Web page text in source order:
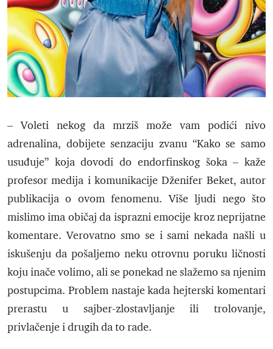
– Voleti nekog da mrziš može vam podići nivo
adrenalina, dobijete senzaciju zvanu “Kako se samo
usuđuje” koja dovodi do endorfinskog šoka – kaže
profesor medija i komunikacije Dženifer Beket, autor
publikacija o ovom fenomenu. Više ljudi nego što
mislimo ima običaj da isprazni emocije kroz neprijatne
komentare. Verovatno smo se i sami nekada našli u
iskušenju da pošaljemo neku otrovnu poruku ličnosti
koju inače volimo, ali se ponekad ne slažemo sa njenim
postupcima. Problem nastaje kada hejterski komentari
prerastu u sajber-zlostavljanje ili trolovanje,
privlačenje i drugih da to rade.